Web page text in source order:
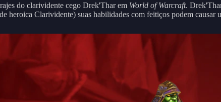
do clarividente cego Drek'Thar em World of Warcraft.
heroica Clarividente) suas habilidades com feitiços podem causar